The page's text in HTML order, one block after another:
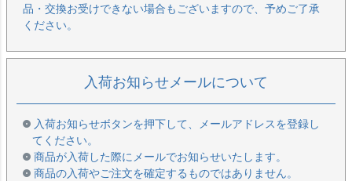
品・交換お受けできない場合もございますので、予めご了承
ください。
入荷お知らせメールについて
入荷お知らせボタンを押下して、メールアドレスを登録し
てください。
商品が入荷した際にメールでお知らせいたします。
商品の入荷やご注文を確定するものではありません。